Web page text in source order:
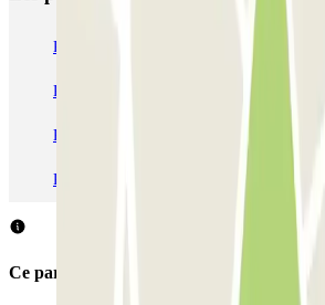
Parking Paris Parking Gare de Lyon
Parking Charles de Gaulle - Roissy
Parking Aéroport Roland Garros La
Parking Aéroport Barcelone Parking
Ce parking ne permet pas de réserver